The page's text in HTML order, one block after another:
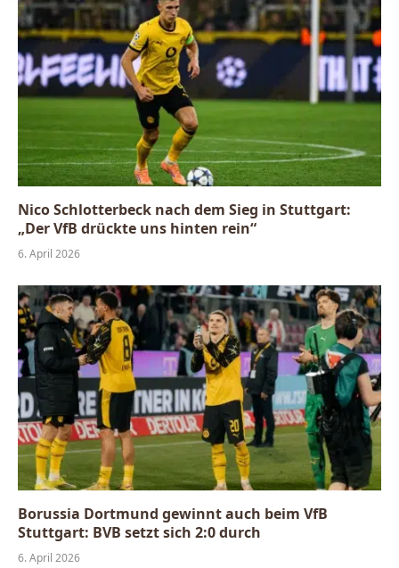
Nico Schlotterbeck nach dem Sieg in Stuttgart:
„Der VfB drückte uns hinten rein“
6. April 2026
Borussia Dortmund gewinnt auch beim VfB
Stuttgart: BVB setzt sich 2:0 durch
6. April 2026